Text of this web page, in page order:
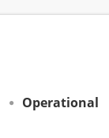
Operational